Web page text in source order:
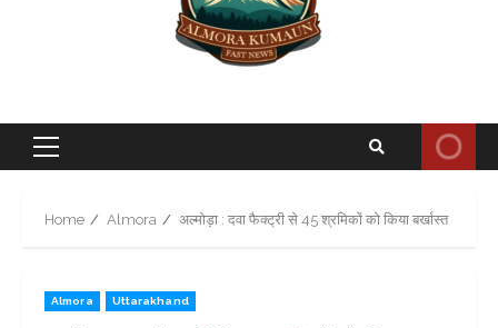
Primary
Home Almora अल्मोड़ा : दवा फैक्ट्री से 45 श्रमिकों को किया बर्खास्त
Almora Uttarakhand